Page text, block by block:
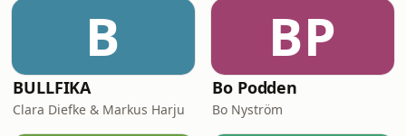
B
BULLFIKA
Clara Diefke & Markus Harju
BP
Bo Podden
Bo Nyström